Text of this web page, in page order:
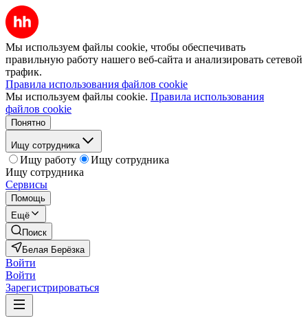
Мы используем файлы cookie, чтобы обеспечивать
правильную работу нашего веб-сайта и анализировать сетевой
трафик.
Правила использования файлов cookie
Мы используем файлы cookie. Правила использования
файлов cookie
Понятно
Ищу сотрудника
Ищу работу
Ищу сотрудника
Ищу сотрудника
Сервисы
Помощь
Ещё
Поиск
Белая Берёзка
Войти
Войти
Зарегистрироваться